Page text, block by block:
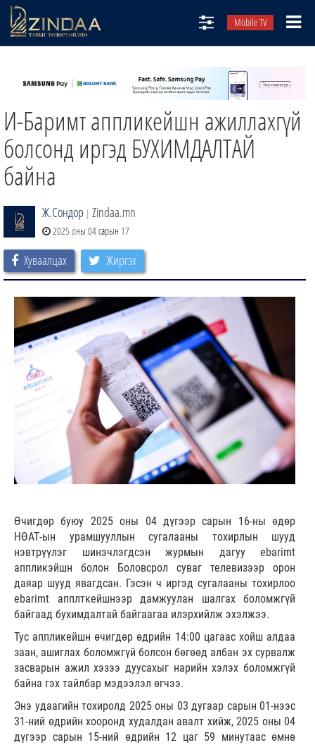
Mobile TV
ТВ8
ӨГЛӨӨНИЙ СОНИН
АУДИО ЗОХИОЛ
ЗИНДАА СЭТГҮҮЛ
И-Баримт аппликейшн ажиллахгүй
болсонд иргэд БУХИМДАЛТАЙ
байна
Ж.Сондор | Zindaa.mn
2025 оны 04 сарын 17
Хуваалцах Жиргэх
Өчигдөр буюу 2025 оны 04 дүгээр сарын 16-ны өдөр
НӨАТ-ын урамшууллын сугалааны тохирлын шууд
нэвтрүүлэг шинэчлэгдсэн журмын дагуу ebarimt
аппликэйшн болон Боловсрол суваг телевизээр орон
даяар шууд явагдсан. Гэсэн ч иргэд сугалааны тохирлоо
ebarimt апплткейшнээр дамжуулан шалгах боломжгүй
байгаад бухимдалтай байгаагаа илэрхийлж эхэлжээ.
Тус аппликейшн өчигдөр өдрийн 14:00 цагаас хойш алдаа
заан, ашиглах боломжгүй болсон бөгөөд албан эх сурвалж
засварын ажил хэзээ дуусахыг нарийн хэлэх боломжгүй
байна гэх тайлбар мэдээлэл өгчээ.
Энэ удаагийн тохиролд 2025 оны 03 дугаар сарын 01-нээс
31-ний өдрийн хооронд худалдан авалт хийж, 2025 оны 04
дүгээр сарын 15-ний өдрийн 12 цаг 59 минутаас өмнө